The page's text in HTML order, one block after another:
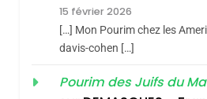
2
Dis
15 février 2026
[…] Mon Pourim chez les
davis-cohen […]
Pourim des Juifs du